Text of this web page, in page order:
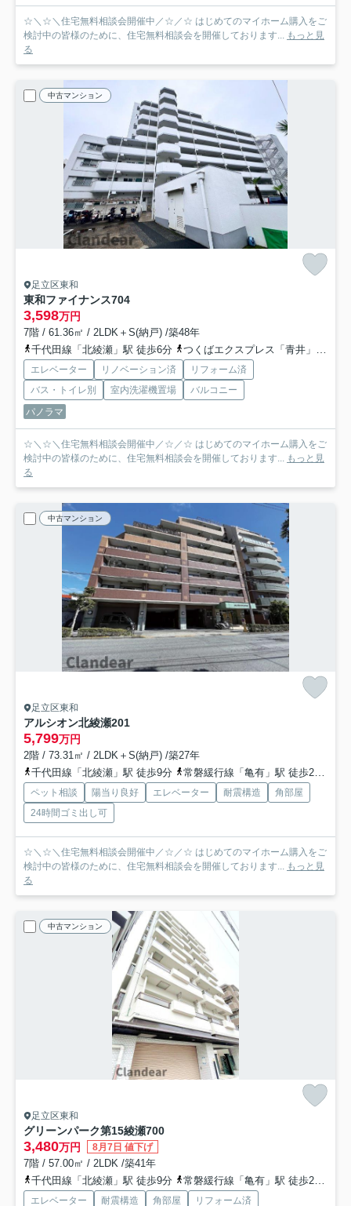
☆＼☆＼住宅無料相談会開催中／☆／☆ はじめてのマイホーム購入をご
検討中の皆様のために、住宅無料相談会を開催しております... もっと見
る
中古マンション
足立区東和
東和ファイナンス704
3,598万円
7階 / 61.36㎡ / 2LDK＋S(納戸) /築48年
千代田線「北綾瀬」駅 徒歩6分
つくばエクスプレス「青井」駅 徒歩25分
エレベーター リノベーション済
リフォーム済
バス・トイレ別
室内洗濯機置場
バルコニー
パノラマ
☆＼☆＼住宅無料相談会開催中／☆／☆ はじめてのマイホーム購入をご
検討中の皆様のために、住宅無料相談会を開催しております... もっと見
る
中古マンション
足立区東和
アルシオン北綾瀬201
5,799万円
2階 / 73.31㎡ / 2LDK＋S(納戸) /築27年
千代田線「北綾瀬」駅 徒歩9分
常磐緩行線「亀有」駅 徒歩22分
ペット相談 陽当り良好 エレベーター 耐震構造
角部屋
24時間ゴミ出し可
☆＼☆＼住宅無料相談会開催中／☆／☆ はじめてのマイホーム購入をご
検討中の皆様のために、住宅無料相談会を開催しております... もっと見
る
中古マンション
足立区東和
グリーンパーク第15綾瀬700
3,480万円 8月7日 値下げ
7階 / 57.00㎡ / 2LDK /築41年
千代田線「北綾瀬」駅 徒歩9分
常磐緩行線「亀有」駅 徒歩20分
エレベーター 耐震構造 角部屋
リフォーム済